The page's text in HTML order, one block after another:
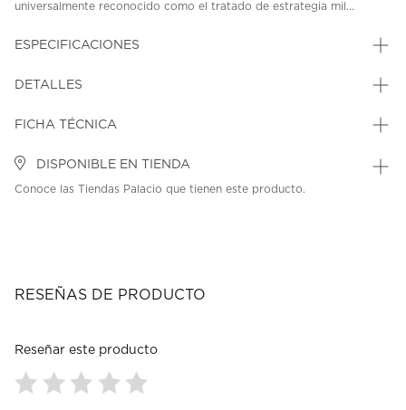
universalmente reconocido como el tratado de estrategia mil...
ESPECIFICACIONES
DETALLES
FICHA TÉCNICA
DISPONIBLE EN TIENDA
Conoce las Tiendas Palacio que tienen este producto.
RESEÑAS DE PRODUCTO
Reseñar este producto